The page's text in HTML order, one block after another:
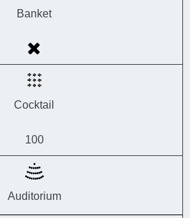
Banket
Cocktail
100
Auditorium